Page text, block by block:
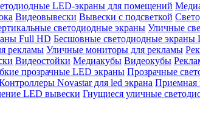
LED-экраны для помещений
Видеовывески Вывески с подсветкой
светодиодные экраны Уличные
Full HD Бесшовные светодиодные
рекламы Уличные мониторы для рекламы
Видеостойки Медиакубы Видеокубы
прозрачные LED экраны Прозрачные
Novastar для led экрана Приемная
LED вывески Гнущиеся уличные